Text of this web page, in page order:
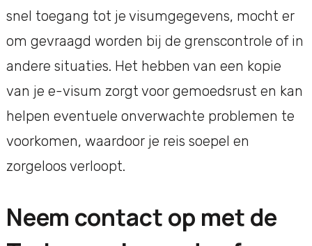
snel toegang tot je visumgegevens, mocht er
om gevraagd worden bij de grenscontrole of in
andere situaties. Het hebben van een kopie
van je e-visum zorgt voor gemoedsrust en kan
helpen eventuele onverwachte problemen te
voorkomen, waardoor je reis soepel en
zorgeloos verloopt.
Neem contact op met de